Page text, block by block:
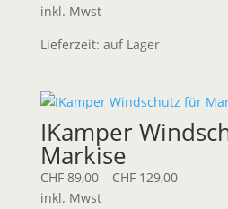
inkl. Mwst
Lieferzeit: auf Lager
IKamper
Markise
CHF89,00– CHF129,00
inkl. Mwst